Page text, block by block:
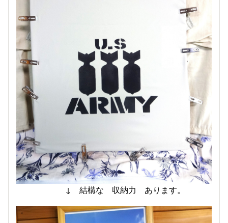
↓ 結構な 収納力 あります。